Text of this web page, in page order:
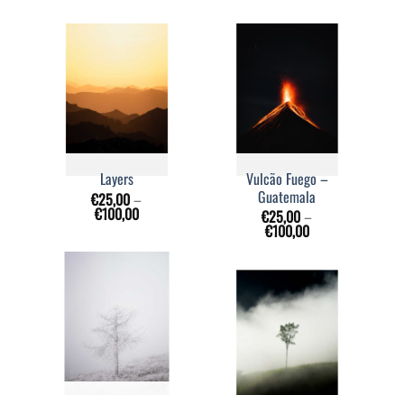
Layers
€25,00–
€100,00
Vulcão Fuego –
Guatemala
€25,00–
€100,00